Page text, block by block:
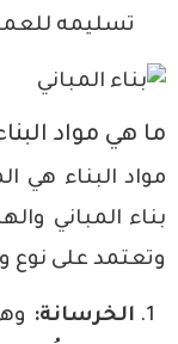
تسليمه
ما هي مواد
مواد البناء هي
بناء المباني
وتعتمد على
الخرسانة: